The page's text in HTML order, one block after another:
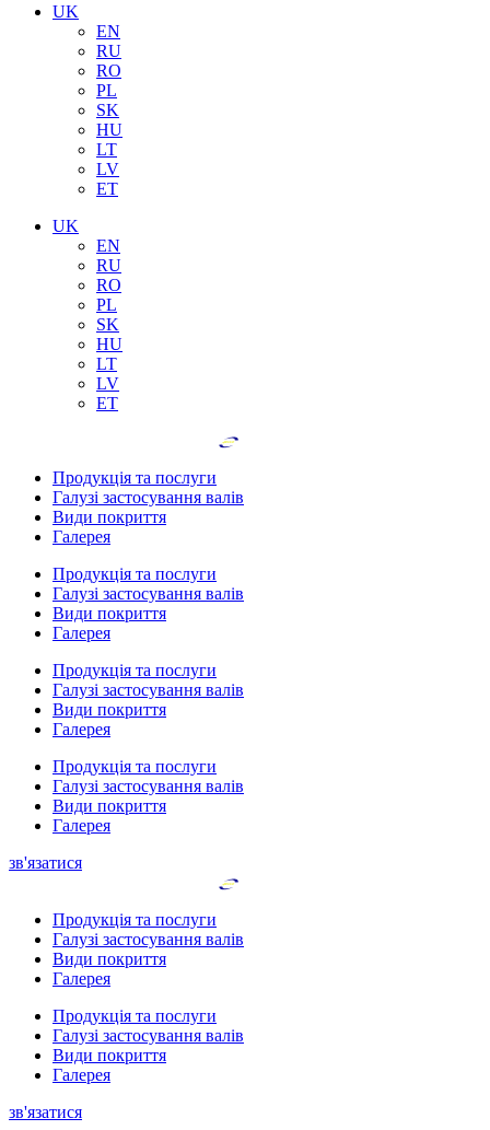
UK
EN
RU
RO
PL
SK
HU
LT
LV
ET
UK
EN
RU
RO
PL
SK
HU
LT
LV
ET
Продукція та послуги
Галузі застосування валів
Види покриття
Галерея
Продукція та послуги
Галузі застосування валів
Види покриття
Галерея
Продукція та послуги
Галузі застосування валів
Види покриття
Галерея
Продукція та послуги
Галузі застосування валів
Види покриття
Галерея
зв'язатися
Продукція та послуги
Галузі застосування валів
Види покриття
Галерея
Продукція та послуги
Галузі застосування валів
Види покриття
Галерея
зв'язатися